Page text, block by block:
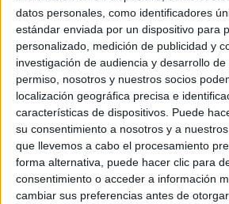
datos personales, como identificadores
estándar enviada por un dispositivo para
personalizado, medición de publicidad y
investigación de audiencia y desarrollo de
permiso, nosotros y nuestros socios
localización geográfica precisa e
características de dispositivos. Puede
su consentimiento a nosotros y a
que llevemos a cabo el procesamiento
forma alternativa, puede hacer clic para
consentimiento o acceder a información
cambiar sus preferencias antes de
Espacio Publicitario